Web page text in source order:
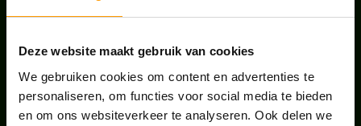
Deze website maakt gebruik van cookies
We gebruiken cookies om content en advertenties te
personaliseren, om functies voor social media te bieden
en om ons websiteverkeer te analyseren. Ook delen we
KANTOORPLANT VAN DE MAAND JUNI: DE
SCHEFFLERA
ONS TEAM GROEIT VERDER
juni 17, 2026